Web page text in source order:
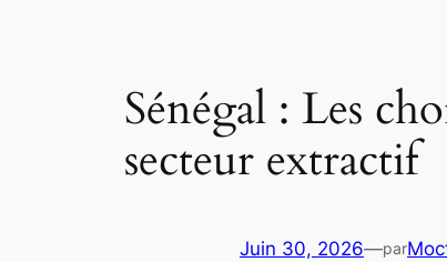
Sénégal : Les
secteur extractif
Juin 30, 2026—par